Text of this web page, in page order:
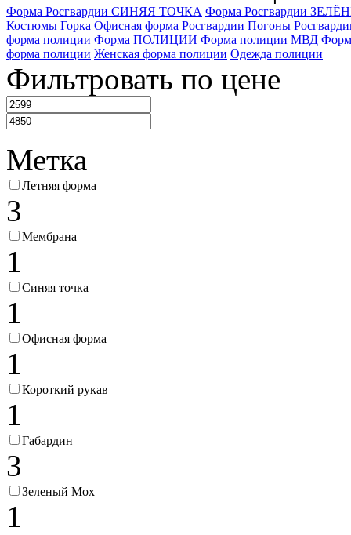
Форма Росгвардии СИНЯЯ ТОЧКА Форма Росгвардии
Костюмы Горка Офисная форма Росгвардии Погоны
форма полиции Форма ПОЛИЦИИ Форма полиции МВД
форма полиции Женская форма полиции Одежда полиции
Фильтровать по цене
Метка
Летняя форма
3
Мембрана
1
Синяя точка
1
Офисная форма
1
Короткий рукав
1
Габардин
3
Зеленый Мох
1